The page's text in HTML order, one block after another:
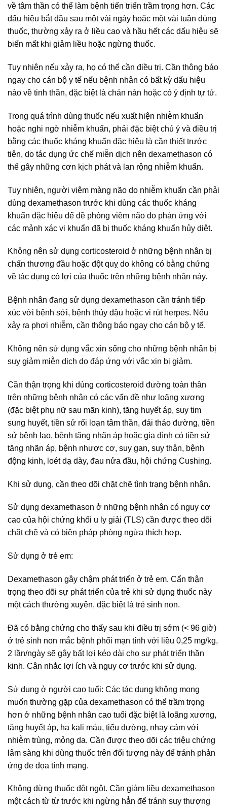
về tâm thần có thể làm bệnh tiến triển trầm trọng hơn. Các
dấu hiệu bắt đầu sau một vài ngày hoặc một vài tuần dùng
thuốc, thường xảy ra ở liều cao và hầu hết các dấu hiệu sẽ
biến mất khi giảm liều hoặc ngừng thuốc.
Tuy nhiên nếu xảy ra, họ có thể cần điều trị. Cần thông báo
ngay cho cán bộ y tế nếu bệnh nhân có bất kỳ dấu hiệu
nào về tinh thần, đặc biệt là chán nản hoặc có ý định tự tử.
Trong quá trình dùng thuốc nếu xuất hiện nhiễm khuẩn
hoặc nghi ngờ nhiễm khuẩn, phải đặc biệt chú ý và điều trị
bằng các thuốc kháng khuẩn đặc hiệu là cần thiết trước
tiên, do tác dụng ức chế miễn dịch nên dexamethason có
thể gây những cơn kịch phát và lan rộng nhiễm khuẩn.
Tuy nhiên, người viêm màng não do nhiễm khuẩn cần phải
dùng dexamethason trước khi dùng các thuốc kháng
khuẩn đặc hiệu để đề phòng viêm não do phản ứng với
các mảnh xác vi khuẩn đã bị thuốc kháng khuẩn hủy diệt.
Không nên sử dụng corticosteroid ở những bệnh nhân bị
chấn thương đầu hoặc đột quỵ do không có bằng chứng
về tác dụng có lợi của thuốc trên những bệnh nhân này.
Bệnh nhân đang sử dụng dexamethason cần tránh tiếp
xúc với bệnh sởi, bệnh thủy đậu hoặc vi rút herpes. Nếu
xảy ra phơi nhiễm, cần thông báo ngay cho cán bộ y tế.
Không nên sử dụng vắc xin sống cho những bệnh nhân bị
suy giảm miễn dịch do đáp ứng với vắc xin bị giảm.
Cần thận trọng khi dùng corticosteroid đường toàn thân
trên những bệnh nhân có các vấn đề như loãng xương
(đặc biệt phụ nữ sau mãn kinh), tăng huyết áp, suy tim
sung huyết, tiền sử rối loạn tâm thần, đái tháo đường, tiền
sử bệnh lao, bệnh tăng nhãn áp hoặc gia đình có tiền sử
tăng nhãn áp, bệnh nhược cơ, suy gan, suy thận, bệnh
động kinh, loét dạ dày, đau nửa đầu, hội chứng Cushing.
Khi sử dụng, cần theo dõi chặt chẽ tình trạng bệnh nhân.
Sử dụng dexamethason ở những bệnh nhân có nguy cơ
cao của hội chứng khối u ly giải (TLS) cần được theo dõi
chặt chẽ và có biện pháp phòng ngừa thích hợp.
Sử dụng ở trẻ em:
Dexamethason gây chậm phát triển ở trẻ em. Cẩn thận
trọng theo dõi sự phát triển của trẻ khi sử dụng thuốc này
một cách thường xuyên, đặc biệt là trẻ sinh non.
Đã có bằng chứng cho thấy sau khi điều trị sớm (< 96 giờ)
ở trẻ sinh non mắc bệnh phổi mạn tính với liều 0,25 mg/kg,
2 lần/ngày sẽ gây bất lợi kéo dài cho sự phát triển thần
kinh. Cân nhắc lợi ích và nguy cơ trước khi sử dụng.
Sử dụng ở người cao tuổi: Các tác dụng không mong
muốn thường gặp của dexamethason có thể trầm trọng
hơn ở những bệnh nhân cao tuổi đặc biệt là loãng xương,
tăng huyết áp, hạ kali máu, tiểu đường, nhạy cảm với
nhiễm trùng, mỏng da. Cần được theo dõi các triệu chứng
lâm sàng khi dùng thuốc trên đối tượng này để tránh phản
ứng đe dọa tính mạng.
Không dừng thuốc đột ngột. Cần giảm liều dexamethason
một cách từ từ trước khi ngừng hẳn để tránh suy thượng